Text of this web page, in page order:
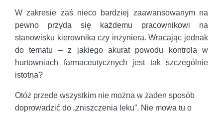
W zakresie zaś nieco bardziej zaawansowanym na
pewno przyda się każdemu pracownikowi na
stanowisku kierownika czy inżyniera. Wracając jednak
do tematu – z jakiego akurat powodu kontrola w
hurtowniach farmaceutycznych jest tak szczególnie
istotna?
Otóż przede wszystkim nie można w żaden sposób
doprowadzić do „zniszczenia leku”. Nie mowa tu o